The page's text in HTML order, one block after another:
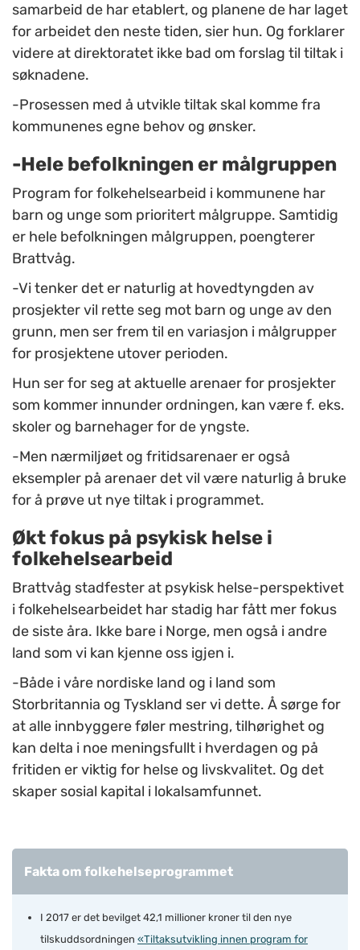
samarbeid de har etablert, og planene de har laget
for arbeidet den neste tiden, sier hun. Og forklarer
videre at direktoratet ikke bad om forslag til tiltak i
søknadene.
-Prosessen med å utvikle tiltak skal komme fra
kommunenes egne behov og ønsker.
-Hele befolkningen er målgruppen
Program for folkehelsearbeid i kommunene har
barn og unge som prioritert målgruppe. Samtidig
er hele befolkningen målgruppen, poengterer
Brattvåg.
-Vi tenker det er naturlig at hovedtyngden av
prosjekter vil rette seg mot barn og unge av den
grunn, men ser frem til en variasjon i målgrupper
for prosjektene utover perioden.
Hun ser for seg at aktuelle arenaer for prosjekter
som kommer innunder ordningen, kan være f. eks.
skoler og barnehager for de yngste.
-Men nærmiljøet og fritidsarenaer er også
eksempler på arenaer det vil være naturlig å bruke
for å prøve ut nye tiltak i programmet.
Økt fokus på psykisk helse i
folkehelsearbeid
Brattvåg stadfester at psykisk helse-perspektivet
i folkehelsearbeidet har stadig har fått mer fokus
de siste åra. Ikke bare i Norge, men også i andre
land som vi kan kjenne oss igjen i.
-Både i våre nordiske land og i land som
Storbritannia og Tyskland ser vi dette. Å sørge for
at alle innbyggere føler mestring, tilhørighet og
kan delta i noe meningsfullt i hverdagen og på
fritiden er viktig for helse og livskvalitet. Og det
skaper sosial kapital i lokalsamfunnet.
Fakta om folkehelseprogrammet
I 2017 er det bevilget 42,1 millioner kroner til den nye
tilskuddsordningen «Tiltaksutvikling innen program for